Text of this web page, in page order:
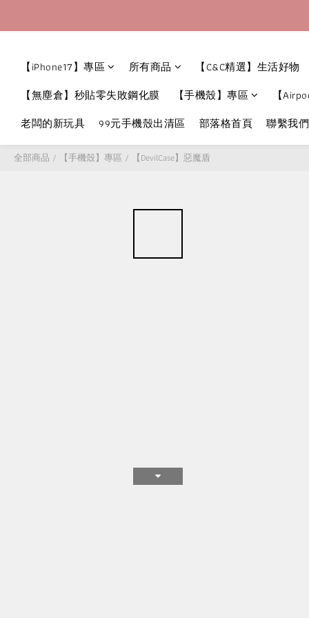
【iPhone17】專區 所有商品
【C&C精選】生活好物
【無塵倉】秒貼零失敗鋼化膜
【手機殼】專區
【
老闆的新玩具
99元手機殼出清區 部落格首頁 聯繫我們
全部商品 / 【手機殼】專區 / 【DevilCase】惡魔盾